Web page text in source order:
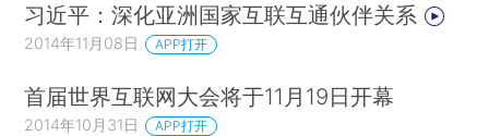
习近平：深化亚洲国家互联互通伙伴关系
2014年11月08日 APP打开
首届世界互联网大会将于11月19日开幕
2014年10月31日 APP打开